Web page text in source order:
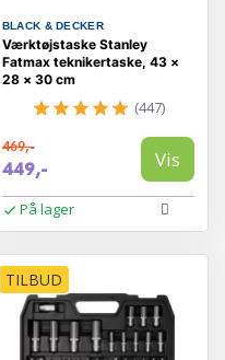
BLACK & DECKER
Værktøjstaske Stanley
Fatmax teknikertaske, 43 ×
28 × 30 cm
(447)
469,-
449,- Vis
På lager
TILBUD